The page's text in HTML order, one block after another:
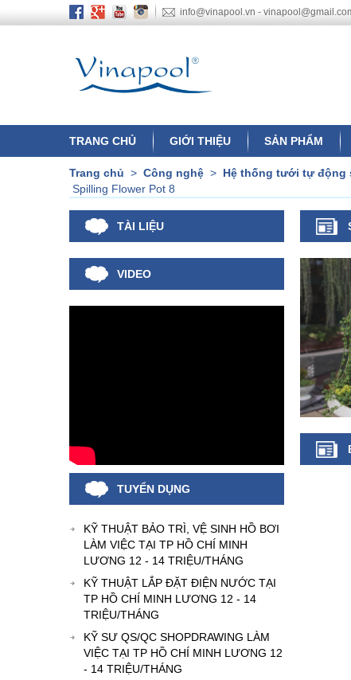
info@vinapool.vn -
TRANG CHỦ GIỚI THIỆU SẢN PHẨM
Trang chủ > Công nghệ > Hệ thống tưới tự động
Spilling Flower Pot 8
TÀI LIỆU
VIDEO
TUYỂN DỤNG
KỸ THUẬT BẢO TRÌ, VỆ SINH HỒ BƠI
LÀM VIỆC TẠI TP HỒ CHÍ MINH
LƯƠNG 12 - 14 TRIỆU/THÁNG
KỸ THUẬT LẮP ĐẶT ĐIỆN NƯỚC TẠI
TP HỒ CHÍ MINH LƯƠNG 12 - 14
TRIỆU/THÁNG
KỸ SƯ QS/QC SHOPDRAWING LÀM
VIỆC TẠI TP HỒ CHÍ MINH LƯƠNG 12
- 14 TRIỆU/THÁNG